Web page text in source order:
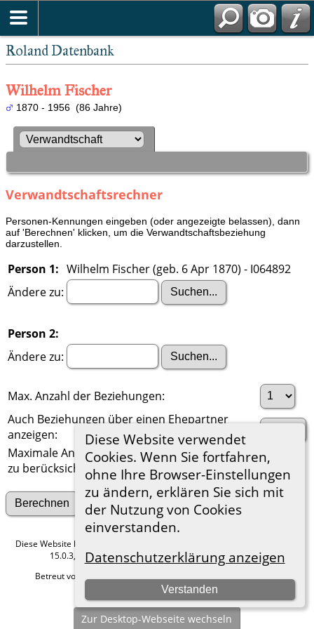
Roland Datenbank
Diese Website verwendet
Cookies. Wenn Sie fortfahren,
ohne Ihre Browser-Einstellungen
zu ändern, erklären Sie sich mit
der Nutzung von Cookies
einverstanden.
Datenschutzerklärung anzeigen
Verstanden
Wilhelm Fischer
1870 - 1956 (86 Jahre)
Verwandtschaftsrechner
Personen-Kennungen eingeben (oder angezeigte belassen), dann
auf 'Berechnen' klicken, um die Verwandtschaftsbeziehung
darzustellen.
Person 1: Wilhelm Fischer (geb. 6 Apr 1870) - I064892
Ändere zu:
Person 2:
Ändere zu:
Max. Anzahl der Beziehungen:
Auch Beziehungen über einen Ehepartner
anzeigen:
Maximale Anzahl der
zu berücksichtigenden Generationen:
Suche nach anderen Verbindungen
Diese Website läuft mit
15.0.3, programmiert von Darrin Lythgoe © 2001-2026.
Betreut von
Hier geht es zum Impressum
Zur Desktop-Webseite wechseln